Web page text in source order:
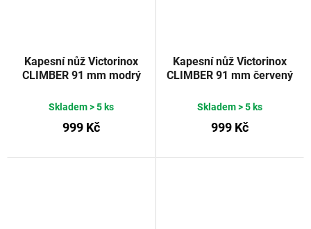
Kapesní nůž Victorinox
CLIMBER 91 mm modrý
Skladem> 5 ks
999 Kč
Kapesní nůž Victorinox
CLIMBER 91 mm červený
Skladem> 5 ks
999 Kč